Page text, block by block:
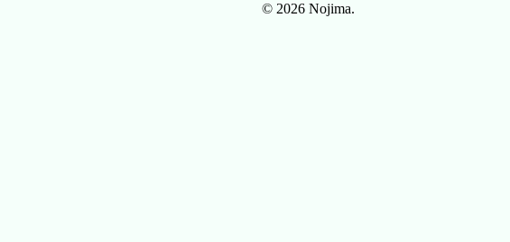
© 2026 Nojima.